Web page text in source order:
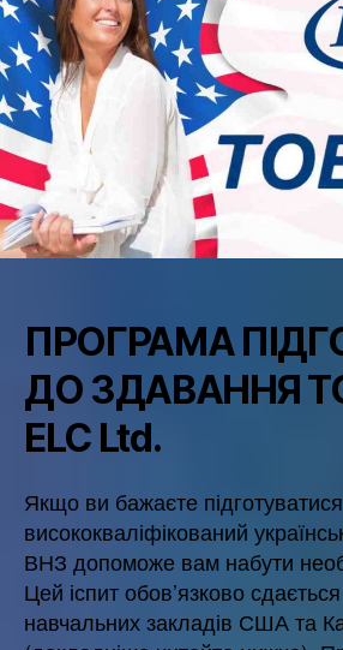
ПРОГРАМА
ДО ЗДАВАННЯ
ELC Ltd.
Якщо ви бажаєте
висококваліфікований
ВНЗ допоможе вам набути
Цей іспит обов’язково
навчальних закладів США та